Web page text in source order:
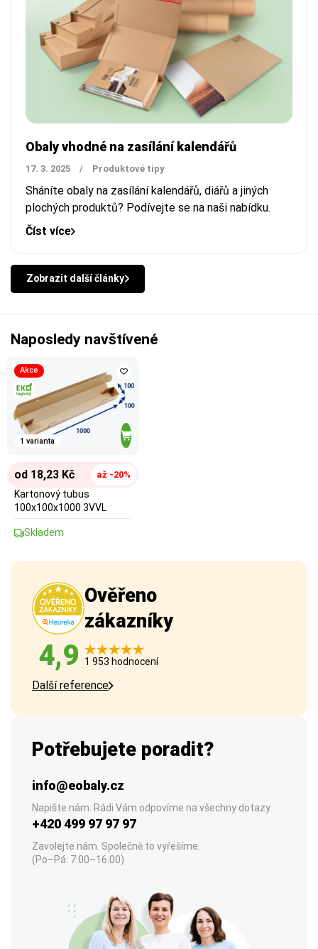
Obaly vhodné na zasílání kalendářů
17. 3. 2025 / Produktové tipy
Sháníte obaly na zasílání kalendářů, diářů a jiných
plochých produktů? Podívejte se na naši nabídku.
Číst více
Zobrazit další články
Naposledy navštívené
Akce
1 varianta
od 18,23 Kč až -20%
Kartonový tubus
100x100x1000 3VVL
Skladem
Ověřeno
zákazníky
4,9 1 953 hodnocení
Další reference
Potřebujete poradit?
info@eobaly.cz
Napište nám. Rádi Vám odpovíme na všechny dotazy.
+420 499 97 97 97
Zavolejte nám. Společně to vyřešíme.
(Po–Pá: 7:00–16:00)